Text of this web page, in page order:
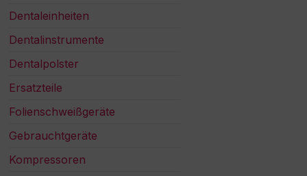
Dentaleinheiten
Dentalinstrumente
Dentalpolster
Ersatzteile
Folienschweißgeräte
Gebrauchtgeräte
Kompressoren